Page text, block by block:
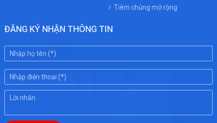
Tiêm chủng mở rộng
ĐĂNG KÝ NHẬN THÔNG TIN